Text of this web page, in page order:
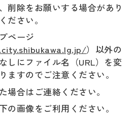
削除をお願いする場合があり
ださい。
ページ
）以外の
しにファイル名（URL）を変
ますのでご注意ください。
場合はご連絡ください。
の画像をご利用ください。